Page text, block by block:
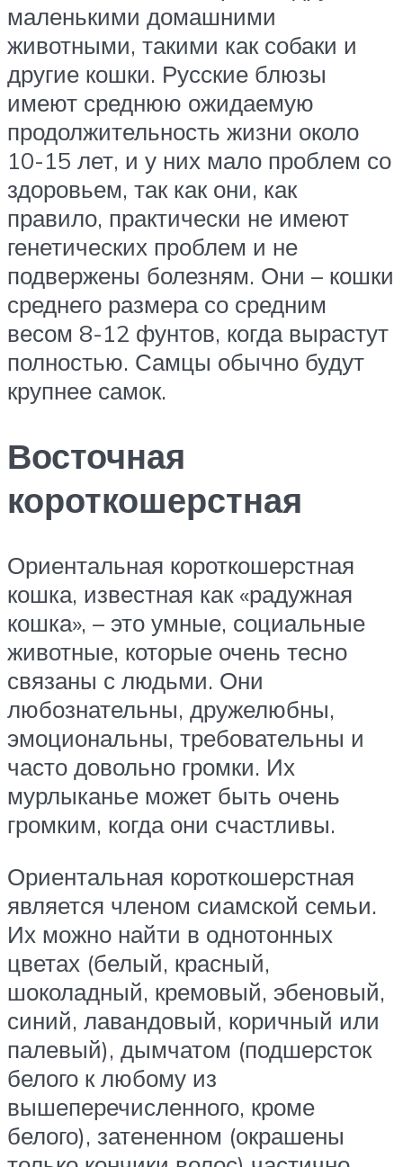
маленькими домашними
животными, такими как собаки и
другие кошки. Русские блюзы
имеют среднюю ожидаемую
продолжительность жизни около
10-15 лет, и у них мало проблем со
здоровьем, так как они, как
правило, практически не имеют
генетических проблем и не
подвержены болезням. Они – кошки
среднего размера со средним
весом 8-12 фунтов, когда вырастут
полностью. Самцы обычно будут
крупнее самок.
Восточная
короткошерстная
Ориентальная короткошерстная
кошка, известная как «радужная
кошка», – это умные, социальные
животные, которые очень тесно
связаны с людьми. Они
любознательны, дружелюбны,
эмоциональны, требовательны и
часто довольно громки. Их
мурлыканье может быть очень
громким, когда они счастливы.
Ориентальная короткошерстная
является членом сиамской семьи.
Их можно найти в однотонных
цветах (белый, красный,
шоколадный, кремовый, эбеновый,
синий, лавандовый, коричный или
палевый), дымчатом (подшерсток
белого к любому из
вышеперечисленного, кроме
белого), затененном (окрашены